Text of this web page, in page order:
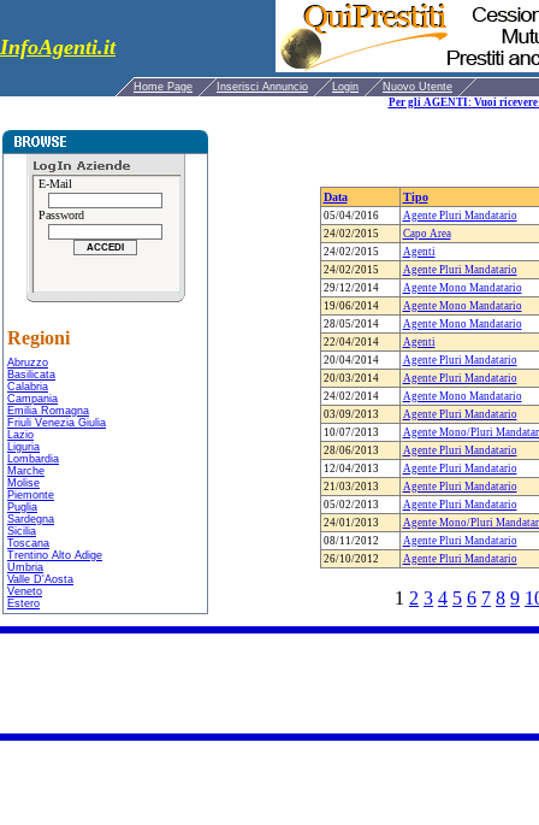
InfoAgenti.it
Home Page Inserisci Annuncio Login
Nuovo Utente
Per gli AGENTI: Vuoi
E-Mail
Password
Regioni
Abruzzo
Basilicata
Calabria
Campania
Emilia Romagna
Friuli Venezia Giulia
Lazio
Liguria
Lombardia
Marche
Molise
Piemonte
Puglia
Sardegna
Sicilia
Toscana
Trentino Alto Adige
Umbria
Valle D'Aosta
Veneto
Estero
Data Tipo
05/04/2016
Agente Pluri Mandatario
24/02/2015
Capo Area
24/02/2015
Agenti
24/02/2015
Agente Pluri Mandatario
29/12/2014
Agente Mono Mandatario
19/06/2014
Agente Mono Mandatario
28/05/2014
Agente Mono Mandatario
22/04/2014
Agenti
20/04/2014
Agente Pluri Mandatario
20/03/2014
Agente Pluri Mandatario
24/02/2014
Agente Mono Mandatario
03/09/2013
Agente Pluri Mandatario
10/07/2013
Agente Mono/Pluri
28/06/2013
Agente Pluri Mandatario
12/04/2013
Agente Pluri Mandatario
21/03/2013
Agente Pluri Mandatario
05/02/2013
Agente Pluri Mandatario
24/01/2013
Agente Mono/Pluri
08/11/2012
Agente Pluri Mandatario
26/10/2012
Agente Pluri Mandatario
1 2 3 4 5 6 7 8 9